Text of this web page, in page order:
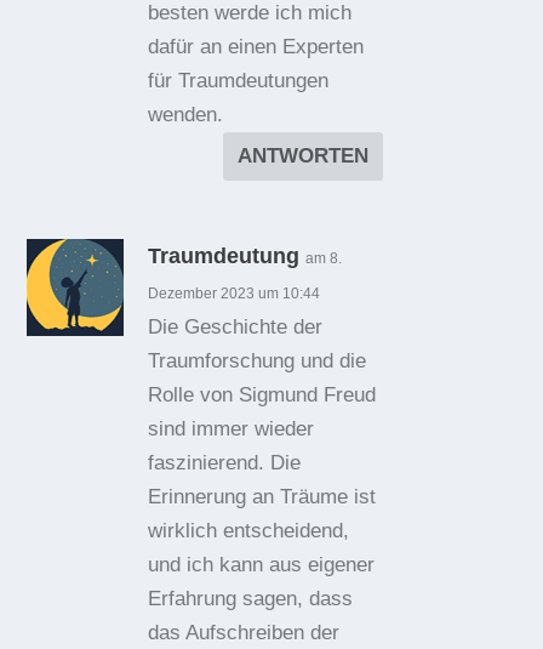
besten werde ich mich
dafür an einen Experten
für Traumdeutungen
wenden.
ANTWORTEN
Traumdeutung am 8.
Dezember 2023 um 10:44
Die Geschichte der
Traumforschung und die
Rolle von Sigmund Freud
sind immer wieder
faszinierend. Die
Erinnerung an Träume ist
wirklich entscheidend,
und ich kann aus eigener
Erfahrung sagen, dass
das Aufschreiben der